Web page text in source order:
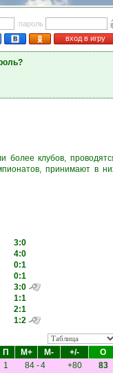
пароль
вход в игру
более клубов,
принимают в
3:0
4:0
0:1
0:1
3:0
1:1
2:1
1:2
П М+ М- +/-
О
1 84 -4 +80
83